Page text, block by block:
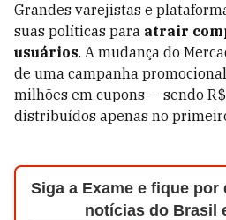
Grandes varejistas e
suas políticas para atrair
usuários. A mudança do
de uma campanha
milhões em cupons — sendo
distribuídos apenas no
Siga a Exame e fique
notícias do Brasil